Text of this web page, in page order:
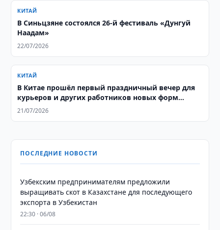
КИТАЙ
В Синьцзяне состоялся 26-й фестиваль «Дунгуй
Наадам»
22/07/2026
КИТАЙ
В Китае прошёл первый праздничный вечер для
курьеров и других работников новых форм
занятости
21/07/2026
ПОСЛЕДНИЕ НОВОСТИ
Узбекским предпринимателям предложили
выращивать скот в Казахстане для последующего
экспорта в Узбекистан
22:30 · 06/08